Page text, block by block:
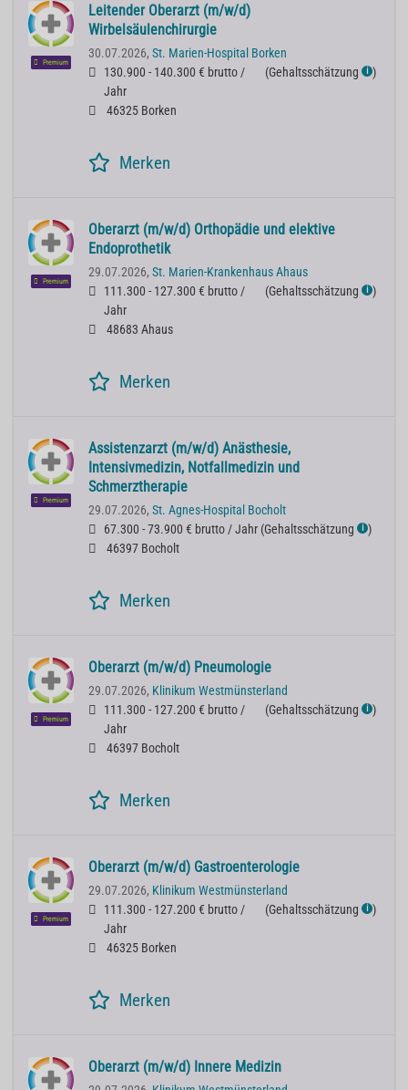
Premium
Leitender Oberarzt (m/w/d)
Wirbelsäulenchirurgie
30.07.2026, St. Marien-Hospital Borken
130.900 - 140.300 € brutto /
Jahr
(Gehaltsschätzung ℹ )
46325 Borken
Merken
Premium
Oberarzt (m/w/d) Orthopädie und elektive
Endoprothetik
29.07.2026, St. Marien-Krankenhaus Ahaus
111.300 - 127.300 € brutto /
Jahr
(Gehaltsschätzung ℹ )
48683 Ahaus
Merken
Premium
Assistenzarzt (m/w/d) Anästhesie,
Intensivmedizin, Notfallmedizin und
Schmerztherapie
29.07.2026, St. Agnes-Hospital Bocholt
67.300 - 73.900 € brutto / Jahr (Gehaltsschätzung ℹ )
46397 Bocholt
Merken
Premium
Oberarzt (m/w/d) Pneumologie
29.07.2026, Klinikum Westmünsterland
111.300 - 127.200 € brutto /
Jahr
(Gehaltsschätzung ℹ )
46397 Bocholt
Merken
Premium
Oberarzt (m/w/d) Gastroenterologie
29.07.2026, Klinikum Westmünsterland
111.300 - 127.200 € brutto /
Jahr
(Gehaltsschätzung ℹ )
46325 Borken
Merken
Oberarzt (m/w/d) Innere Medizin